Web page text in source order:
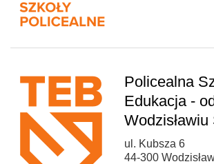
Policealna
Edukacja -
ul. Kubsza 6
44-300